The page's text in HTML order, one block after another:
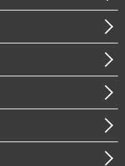
・防災（政策）
ィ